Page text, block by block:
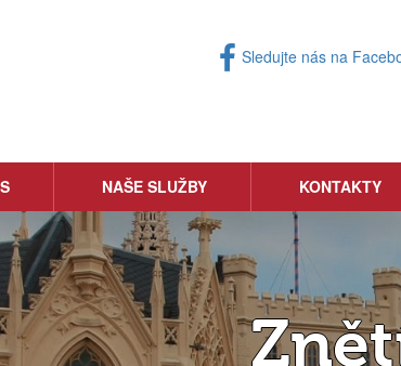
Sledujte nás na
NAŠE SLUŽBY KONTAKTY